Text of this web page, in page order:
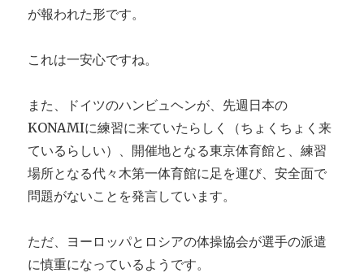
が報われた形です。
これは一安心ですね。
また、ドイツのハンビュヘンが、先週日本の
KONAMIに練習に来ていたらしく（ちょくちょく来
ているらしい）、開催地となる東京体育館と、練習
場所となる代々木第一体育館に足を運び、安全面で
問題がないことを発言しています。
ただ、ヨーロッパとロシアの体操協会が選手の派遣
に慎重になっているようです。